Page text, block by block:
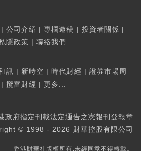
| 公司介紹 | 專欄邀稿 | 投資者關係 |
隱政策 | 聯絡我們
訊 | 新時空 | 時代財經 | 證券市場周
| 攬富財經 | 更多...
政府指定刊載法定通告之憲報刊登報章
© 1998 - 2026 財華控股有限公司
香港財華社版權所有,未經同意不得轉載。